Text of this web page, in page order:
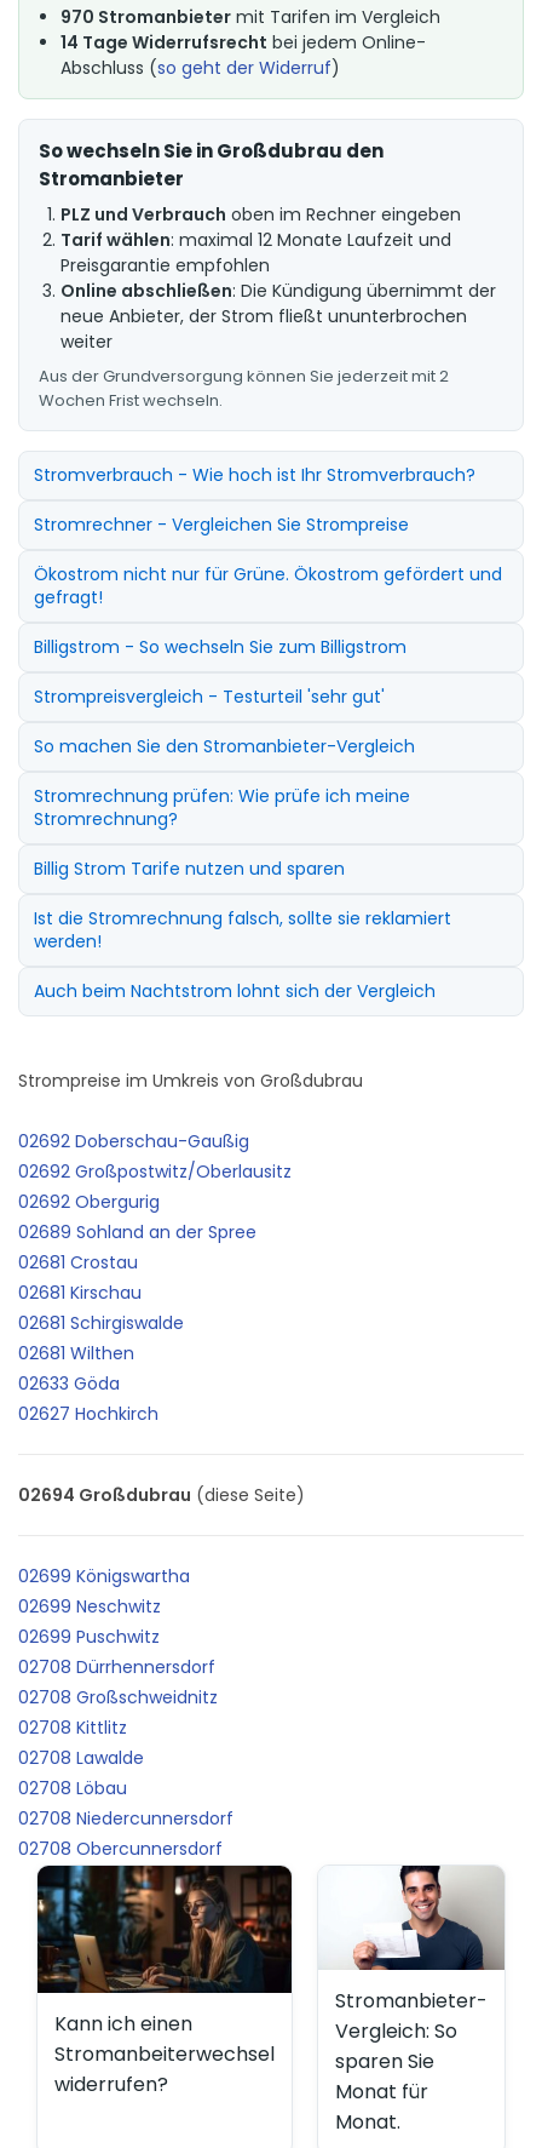
970 Stromanbieter mit Tarifen im Vergleich
14 Tage Widerrufsrecht bei jedem Online-
Abschluss (so geht der Widerruf)
So wechseln Sie in Großdubrau den
Stromanbieter
PLZ und Verbrauch oben im Rechner eingeben
Tarif wählen: maximal 12 Monate Laufzeit und
Preisgarantie empfohlen
Online abschließen: Die Kündigung übernimmt der
neue Anbieter, der Strom fließt ununterbrochen
weiter
Aus der Grundversorgung können Sie jederzeit mit 2
Wochen Frist wechseln.
Stromverbrauch - Wie hoch ist Ihr Stromverbrauch?
Stromrechner - Vergleichen Sie Strompreise
Ökostrom nicht nur für Grüne. Ökostrom gefördert und
gefragt!
Billigstrom - So wechseln Sie zum Billigstrom
Strompreisvergleich - Testurteil 'sehr gut'
So machen Sie den Stromanbieter-Vergleich
Stromrechnung prüfen: Wie prüfe ich meine
Stromrechnung?
Billig Strom Tarife nutzen und sparen
Ist die Stromrechnung falsch, sollte sie reklamiert
werden!
Auch beim Nachtstrom lohnt sich der Vergleich
Strompreise im Umkreis von Großdubrau
02692 Doberschau-Gaußig
02692 Großpostwitz/Oberlausitz
02692 Obergurig
02689 Sohland an der Spree
02681 Crostau
02681 Kirschau
02681 Schirgiswalde
02681 Wilthen
02633 Göda
02627 Hochkirch
02694 Großdubrau (diese Seite)
02699 Königswartha
02699 Neschwitz
02699 Puschwitz
02708 Dürrhennersdorf
02708 Großschweidnitz
02708 Kittlitz
02708 Lawalde
02708 Löbau
02708 Niedercunnersdorf
02708 Obercunnersdorf
Kann ich einen
Stromanbeiterwechsel
widerrufen?
Stromanbieter-
Vergleich: So
sparen Sie
Monat für
Monat.